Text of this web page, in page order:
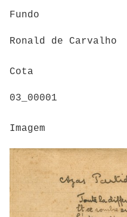
Fundo
Ronald de Carvalho
Cota
03_00001
Imagem